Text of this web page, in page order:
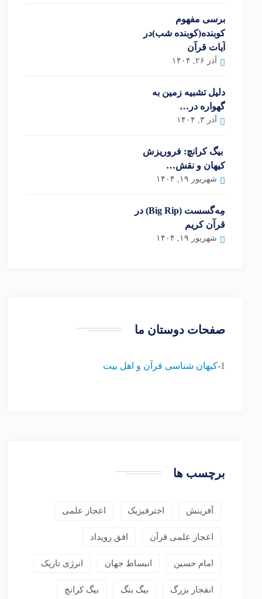
برسی مفهوم
کوبنده(کوبنده شب)در
آیات قرآن
آذر ۲۶, ۱۴۰۴
دلیل تشبیه زمین به
گهواره در…
آذر ۳, ۱۴۰۴
بیگ کرانچ: فروریزش
کیهان و نقش…
شهریور ۱۹, ۱۴۰۴
مِه‌گسست (Big Rip) در
قرآن کریم
شهریور ۱۹, ۱۴۰۴
صفحات دوستان ما
1- کیهان شناسی قرآن و اهل بیت
برچسب ها
آفرینش اخترفیزیک اعجاز علمی
اعجاز علمی قرآن افق رویداد
امام حسین انبساط جهان انرژی تاریک
انفجار بزرگ بیگ بنگ بیگ کرانچ